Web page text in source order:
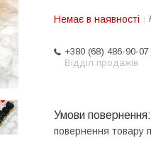
Немає в наявності
+380 (68) 486-90-07
Відділ продажів
повернення товару